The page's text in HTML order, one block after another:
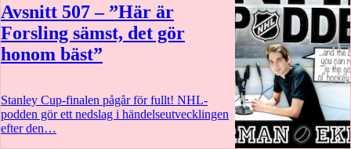
Avsnitt 507 – ”Här är
Forsling sämst, det gör
honom bäst”
Stanley Cup-finalen pågår för fullt! NHL-
podden gör ett nedslag i händelseutvecklingen
efter den…